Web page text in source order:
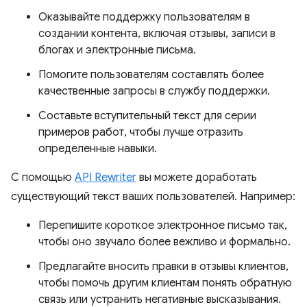
Оказывайте поддержку пользователям в
создании контента, включая отзывы, записи в
блогах и электронные письма.
Помогите пользователям составлять более
качественные запросы в службу поддержки.
Составьте вступительный текст для серии
примеров работ, чтобы лучше отразить
определенные навыки.
С помощью API Rewriter вы можете доработать
существующий текст ваших пользователей. Например:
Перепишите короткое электронное письмо так,
чтобы оно звучало более вежливо и формально.
Предлагайте вносить правки в отзывы клиентов,
чтобы помочь другим клиентам понять обратную
связь или устранить негативные высказывания.